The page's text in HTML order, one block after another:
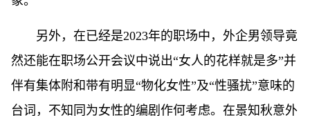
另外，在已经是2023年的职场中，外企男领导竟
然还能在职场公开会议中说出“女人的花样就是多”并
伴有集体附和带有明显“物化女性”及“性骚扰”意味的
台词，不知同为女性的编剧作何考虑。在景知秋意外